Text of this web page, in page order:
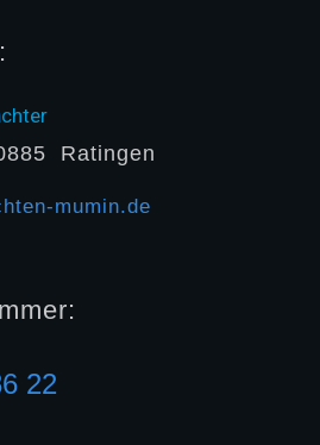
Ratingen
mumin.de
22